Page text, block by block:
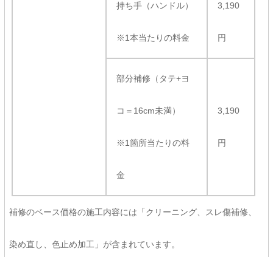
持ち手（ハンドル）
※1本当たりの料金
3,190
円
部分補修（タテ+ヨ
コ＝16cm未満）
※1箇所当たりの料
金
3,190
円
補修のベース価格の施工内容には「クリーニング、スレ傷補修、
染め直し、色止め加工」が含まれています。